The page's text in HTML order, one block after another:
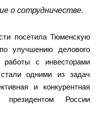
о сотрудничестве.
посетила Тюменскую
улучшению делового
работы с инвесторами
одними из задач
и конкурентная
президентом России